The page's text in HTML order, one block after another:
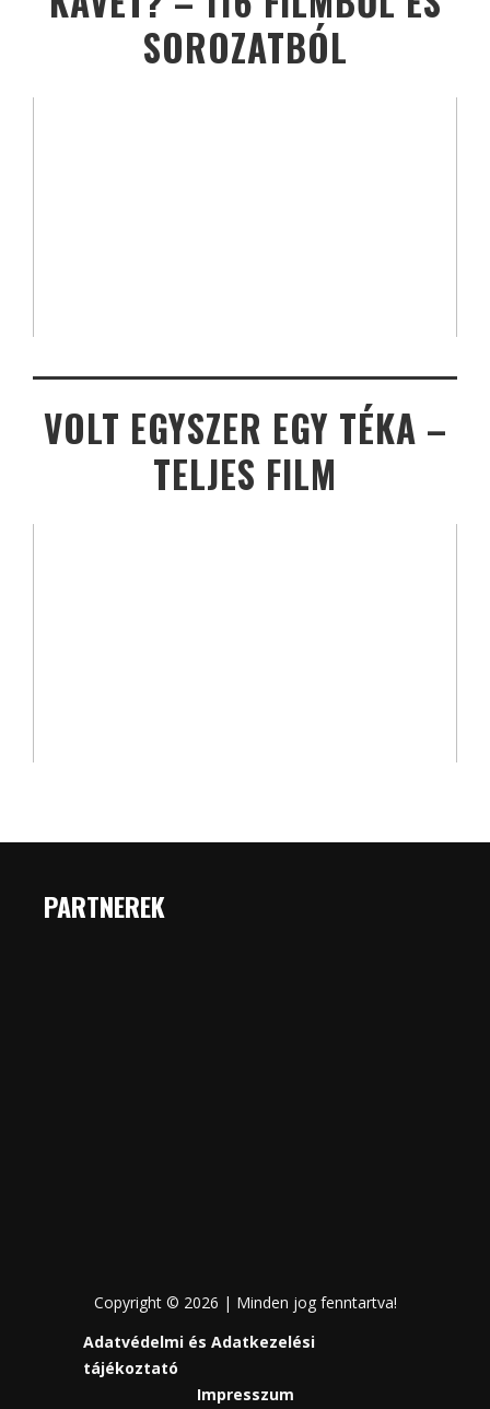
SOROZATBÓL
VOLT EGYSZER EGY TÉKA –
TELJES FILM
PARTNEREK
Copyright © 2026 | Minden jog fenntartva!
Adatvédelmi és Adatkezelési
tájékoztató
Impresszum